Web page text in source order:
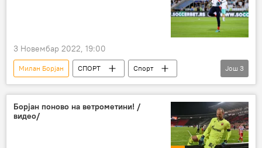
3 Новембар 2022, 19:00
Милан Борјан СПОРТ
Спорт
Фудбал
ФК Црвена звезда
Видео-клуб
Још 3
Борјан поново на ветрометини! /
видео/